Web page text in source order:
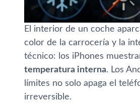
El interior de un coche
color de la carrocería y la
técnico: los iPhones
temperatura interna. Los
límites no solo apaga el
irreversible.